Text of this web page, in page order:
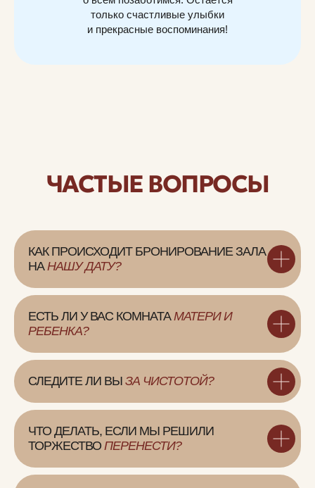
только счастливые улыбки
и прекрасные воспоминания!
ЧАСТЫЕ ВОПРОСЫ
КАК ПРОИСХОДИТ БРОНИРОВАНИЕ ЗАЛА
НАНАШУ ДАТУ?
ЕСТЬ ЛИ У ВАС КОМНАТАМАТЕРИ И
РЕБЕНКА?
СЛЕДИТЕ ЛИ ВЫ ЗА ЧИСТОТОЙ?
ЧТО ДЕЛАТЬ, ЕСЛИ МЫ РЕШИЛИ
ТОРЖЕСТВО ПЕРЕНЕСТИ?
ЕЖЕДНЕВНО 10:00 – 19:00
г. Санкт-Петербург, улица
+7 (812) 242-80-42
АДРЕС
СВЯЖИТЕСЬ С НАМИ, ЧТОБЫ
ЗАКАЗАТЬ ИНДВИДУАЛЬНОЕ
МЕРОПРИЯТИЕ
Оставить заявку